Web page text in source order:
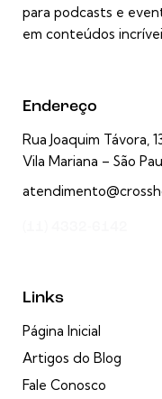
para podcasts e
em conteúdos
Endereço
Rua Joaquim Távora,
Vila Mariana – São
Links
Página Inicial
Artigos do Blog
Fale Conosco